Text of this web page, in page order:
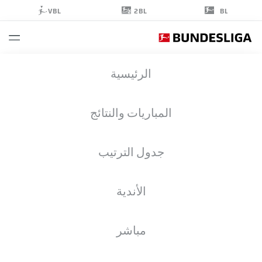
BL
2BL
VBL
الرئيسية
المباريات والنتائج
جدول الترتيب
الأندية
مباشر